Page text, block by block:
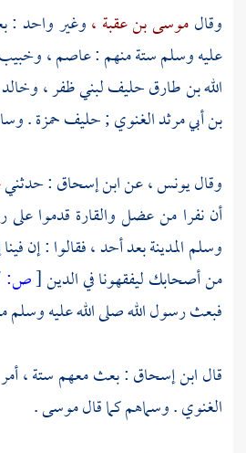
وقالموسى بن عقبة ،وغير واحد :
عليه وسلم ستة منهم :عاصم ،
الله بن طارقحليفلبني ظفر ،
بن أبي مرثد الغنوي ;حليفحمزة.
وقاليونس ،عنابن إسحاق: حدثني
أن نفرا منعضلوالقارة قدموا على
وسلمالمدينةبعدأحد ،فقالوا : إن
من أصحابك ليفقهونا في الدين[ص:
فبعث رسول الله صلى الله عليه وسلم
قالابن إسحاق: بعث معهم ستة ،
الغنوي. وسماهم كما قالموسى.